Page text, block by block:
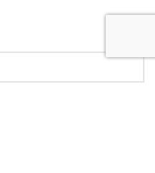
médica en Tijuana